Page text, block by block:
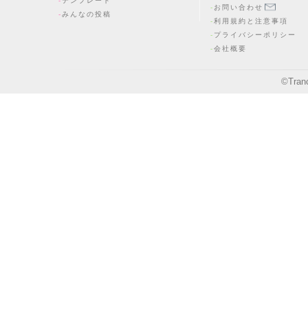
みんなの投稿
お問い合わせ
利用規約と注意事項
プライバシーポリシー
会社概要
©